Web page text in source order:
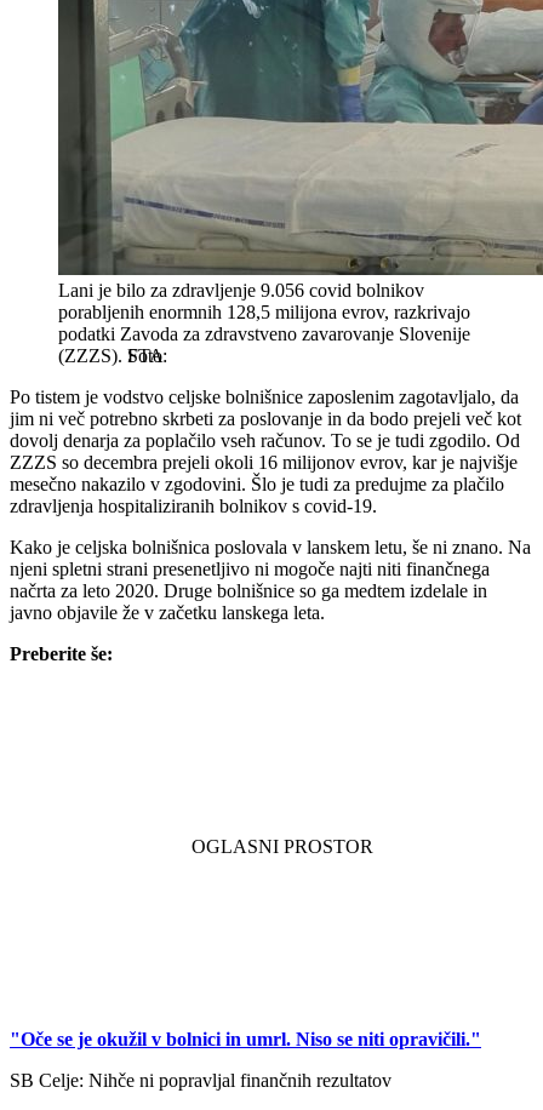
Lani je bilo za zdravljenje 9.056 covid bolnikov
porabljenih enormnih 128,5 milijona evrov, razkrivajo
podatki Zavoda za zdravstveno zavarovanje Slovenije
(ZZZS). STA
Po tistem je vodstvo celjske bolnišnice zaposlenim zagotavljalo, da
jim ni več potrebno skrbeti za poslovanje in da bodo prejeli več kot
dovolj denarja za poplačilo vseh računov. To se je tudi zgodilo. Od
ZZZS so decembra prejeli okoli 16 milijonov evrov, kar je najvišje
mesečno nakazilo v zgodovini. Šlo je tudi za predujme za plačilo
zdravljenja hospitaliziranih bolnikov s covid-19.
Kako je celjska bolnišnica poslovala v lanskem letu, še ni znano. Na
njeni spletni strani presenetljivo ni mogoče najti niti finančnega
načrta za leto 2020. Druge bolnišnice so ga medtem izdelale in
javno objavile že v začetku lanskega leta.
Preberite še:
"Oče se je okužil v bolnici in umrl. Niso se niti opravičili."
SB Celje: Nihče ni popravljal finančnih rezultatov